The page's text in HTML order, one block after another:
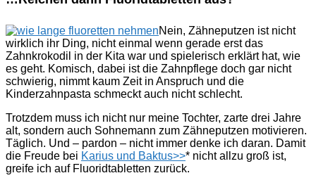
Nein, Zähneputzen ist nicht
wirklich ihr Ding, nicht einmal wenn gerade erst das
Zahnkrokodil in der Kita war und spielerisch erklärt hat, wie
es geht. Komisch, dabei ist die Zahnpflege doch gar nicht
schwierig, nimmt kaum Zeit in Anspruch und die
Kinderzahnpasta schmeckt auch nicht schlecht.
Trotzdem muss ich nicht nur meine Tochter, zarte drei Jahre
alt, sondern auch Sohnemann zum Zähneputzen motivieren.
Täglich. Und – pardon – nicht immer denke ich daran. Damit
die Freude bei Karius und Baktus>>* nicht allzu groß ist,
greife ich auf Fluoridtabletten zurück.